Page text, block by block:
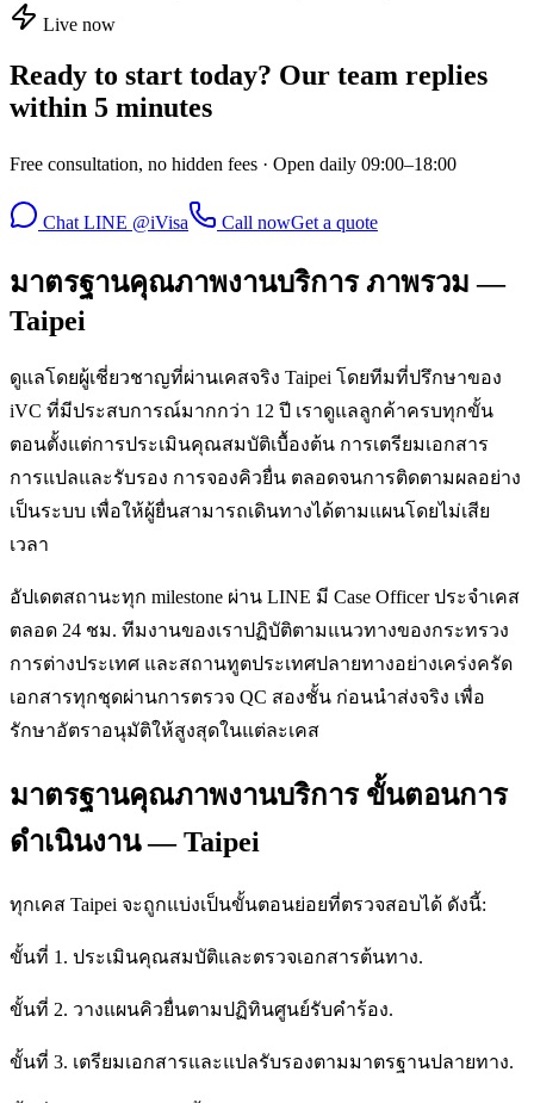
Live now
Ready to start today? Our team replies
within 5 minutes
Free consultation, no hidden fees · Open daily 09:00–18:00
Chat LINE @iVisa Call nowGet a quote
มาตรฐานคุณภาพงานบริการ ภาพรวม —
Taipei
ดูแลโดยผู้เชี่ยวชาญที่ผ่านเคสจริง Taipei โดยทีมที่ปรึกษาของ
iVC ที่มีประสบการณ์มากกว่า 12 ปี เราดูแลลูกค้าครบทุกขั้น
ตอนตั้งแต่การประเมินคุณสมบัติเบื้องต้น การเตรียมเอกสาร
การแปลและรับรอง การจองคิวยื่น ตลอดจนการติดตามผลอย่าง
เป็นระบบ เพื่อให้ผู้ยื่นสามารถเดินทางได้ตามแผนโดยไม่เสีย
เวลา
อัปเดตสถานะทุก milestone ผ่าน LINE มี Case Officer ประจำเคส
ตลอด 24 ชม. ทีมงานของเราปฏิบัติตามแนวทางของกระทรวง
การต่างประเทศ และสถานทูตประเทศปลายทางอย่างเคร่งครัด
เอกสารทุกชุดผ่านการตรวจ QC สองชั้น ก่อนนำส่งจริง เพื่อ
รักษาอัตราอนุมัติให้สูงสุดในแต่ละเคส
มาตรฐานคุณภาพงานบริการ ขั้นตอนการ
ดำเนินงาน — Taipei
ทุกเคส Taipei จะถูกแบ่งเป็นขั้นตอนย่อยที่ตรวจสอบได้ ดังนี้:
ขั้นที่ 1. ประเมินคุณสมบัติและตรวจเอกสารต้นทาง.
ขั้นที่ 2. วางแผนคิวยื่นตามปฏิทินศูนย์รับคำร้อง.
ขั้นที่ 3. เตรียมเอกสารและแปลรับรองตามมาตรฐานปลายทาง.